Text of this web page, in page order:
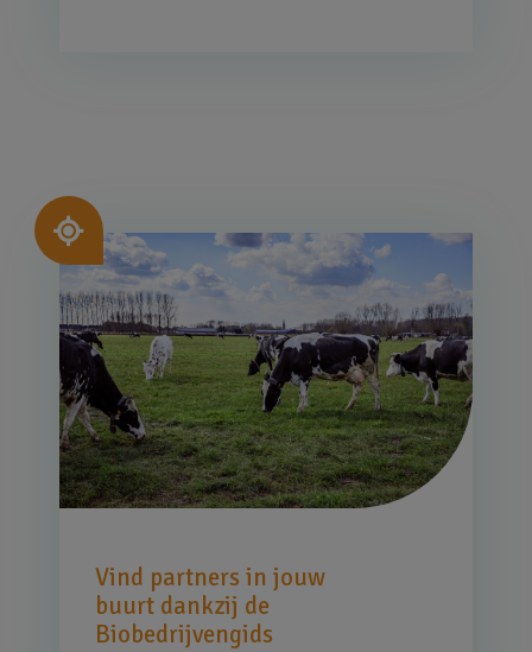
Afbeelding
Vind partners in jouw
buurt dankzij de
Biobedrijvengids